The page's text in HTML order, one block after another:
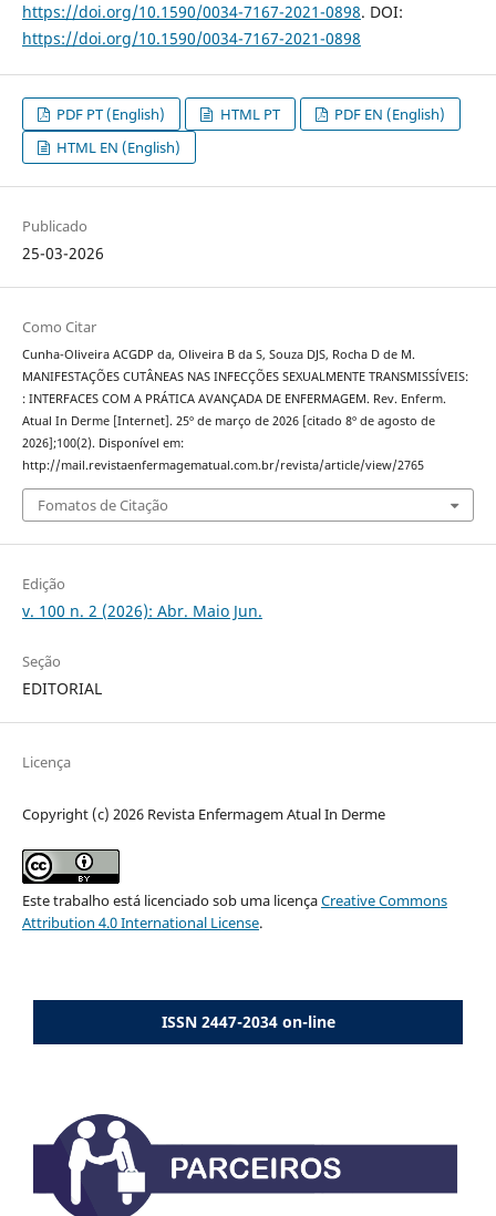
https://doi.org/10.1590/0034-7167-2021-0898. DOI:
https://doi.org/10.1590/0034-7167-2021-0898
PDF PT (English) HTML PT
PDF EN (English)
HTML EN (English)
Publicado
25-03-2026
Como Citar
Cunha-Oliveira ACGDP da, Oliveira B da S, Souza DJS, Rocha D de M.
MANIFESTAÇÕES CUTÂNEAS NAS INFECÇÕES SEXUALMENTE TRANSMISSÍVEIS:
: INTERFACES COM A PRÁTICA AVANÇADA DE ENFERMAGEM. Rev. Enferm.
Atual In Derme [Internet]. 25º de março de 2026 [citado 8º de agosto de
2026];100(2). Disponível em:
http://mail.revistaenfermagematual.com.br/revista/article/view/2765
Fomatos de Citação
Edição
v. 100 n. 2 (2026): Abr. Maio Jun.
Seção
EDITORIAL
Licença
Copyright (c) 2026 Revista Enfermagem Atual In Derme
Este trabalho está licenciado sob uma licençaCreative Commons
Attribution 4.0 International License.
ISSN 2447-2034 on-line